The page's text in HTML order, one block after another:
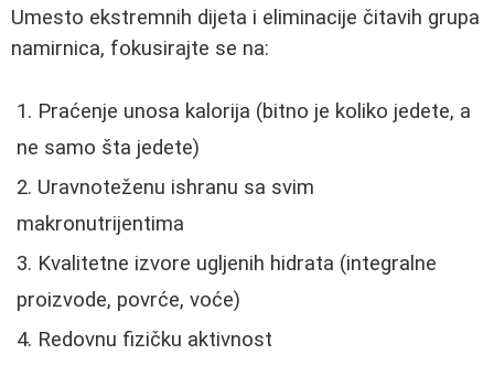
Umesto ekstremnih dijeta i eliminacije čitavih grupa
namirnica, fokusirajte se na:
Praćenje unosa kalorija (bitno je koliko jedete, a
ne samo šta jedete)
Uravnoteženu ishranu sa svim
makronutrijentima
Kvalitetne izvore ugljenih hidrata (integralne
proizvode, povrće, voće)
Redovnu fizičku aktivnost